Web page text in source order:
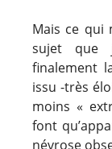
Mais ce qui
sujet que
finalement
issu -très
moins «
font
névrose